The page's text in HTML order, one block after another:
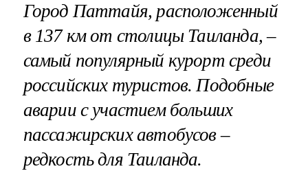
Город Паттайя, расположенный
в 137 км от столицы Таиланда, –
самый популярный курорт среди
российских туристов. Подобные
аварии с участием больших
пассажирских автобусов –
редкость для Таиланда.